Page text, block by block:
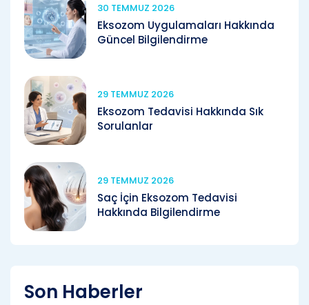
30 TEMMUZ 2026
Eksozom Uygulamaları Hakkında
Güncel Bilgilendirme
29 TEMMUZ 2026
Eksozom Tedavisi Hakkında Sık
Sorulanlar
29 TEMMUZ 2026
Saç İçin Eksozom Tedavisi
Hakkında Bilgilendirme
Son Haberler